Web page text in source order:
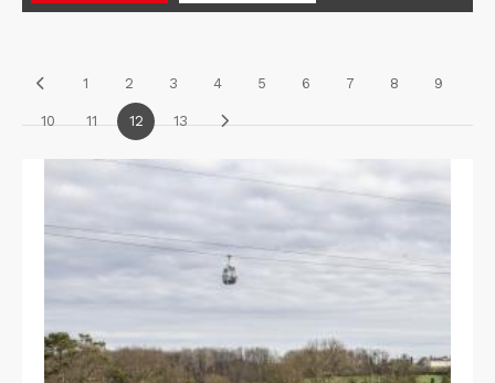
1 2 3 4 5 6 7 8 9
10 11 12 13